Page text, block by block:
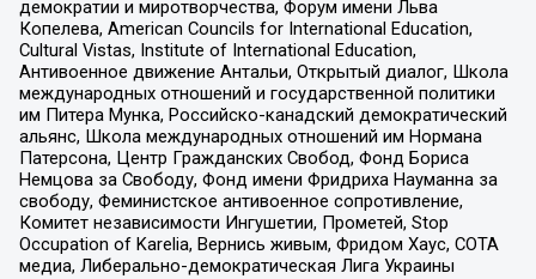
демократии и миротворчества, Форум имени Льва
Копелева, American Councils for International Education,
Cultural Vistas, Institute of International Education,
Антивоенное движение Антальи, Открытый диалог, Школа
международных отношений и государственной политики
им Питера Мунка, Российско-канадский демократический
альянс, Школа международных отношений им Нормана
Патерсона, Центр Гражданских Свобод, Фонд Бориса
Немцова за Свободу, Фонд имени Фридриха Науманна за
свободу, Феминистское антивоенное сопротивление,
Комитет независимости Ингушетии, Прометей, Stop
Occupation of Karelia, Вернись живым, Фридом Хаус, СОТА
медиа, Либерально-демократическая Лига Украины